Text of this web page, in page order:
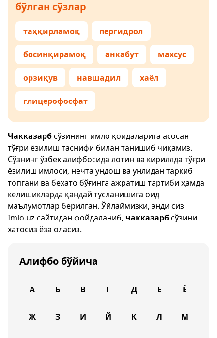
бўлган сўзлар
таҳқирламоқ пергидрол
босинқирамоқ анкабут махсус
орзиқув навшадил хаёл
глицерофосфат
Чакказарбсўзининг имло қоидаларига асосан
тўғри ёзилиш таснифи билан танишиб чиқамиз.
Сўзнинг ўзбек алифбосида лотин ва кириллда тўғри
ёзилиш имлоси, нечта ундош ва унлидан таркиб
топгани ва бехато бўғинга ажратиш тартиби ҳамда
келишикларда қандай тусланишига оид
маълумотлар берилган. Ўйлаймизки, энди сиз
Imlo.uz сайтидан фойдаланиб, чакказарбсўзини
хатосиз ёза оласиз.
Алифбо бўйича
А Б В Г Д Е Ё
Ж З И Й К Л М